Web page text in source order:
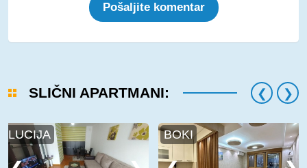
Pošaljite komentar
SLIČNI APARTMANI:
LUCIJA BOKI